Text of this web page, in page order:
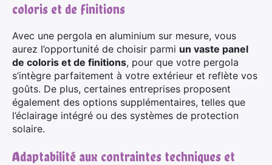
coloris et de finitions
Avec une pergola en aluminium sur mesure, vous
aurez l’opportunité de choisir parmi un vaste panel
de coloris et de finitions, pour que votre pergola
s’intègre parfaitement à votre extérieur et reflète vos
goûts. De plus, certaines entreprises proposent
également des options supplémentaires, telles que
l’éclairage intégré ou des systèmes de protection
solaire.
Adaptabilité aux contraintes techniques et